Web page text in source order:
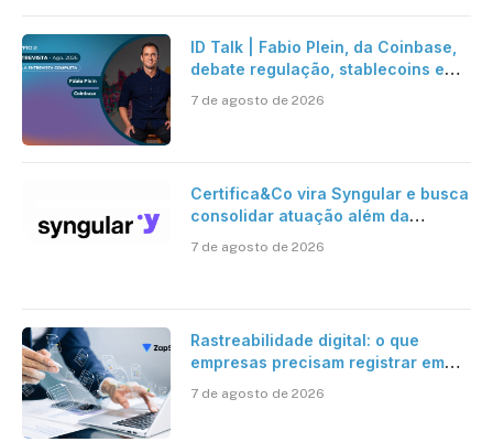
ID Talk | Fabio Plein, da Coinbase,
debate regulação, stablecoins e
7 de agosto de 2026
Certifica&Co vira Syngular e busca
consolidar atuação além da
7 de agosto de 2026
Rastreabilidade digital: o que
empresas precisam registrar em
7 de agosto de 2026